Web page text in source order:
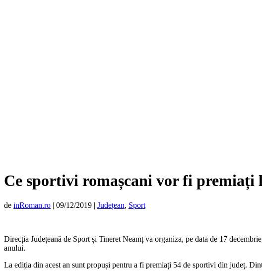
Ce sportivi romașcani vor fi premiați
de inRoman.ro | 09/12/2019 | Județean, Sport
Direcția Județeană de Sport și Tineret Neamț va organiza, pe data de 17
anului.
La ediția din acest an sunt propuși pentru a fi premiați 54 de sportivi din județ.